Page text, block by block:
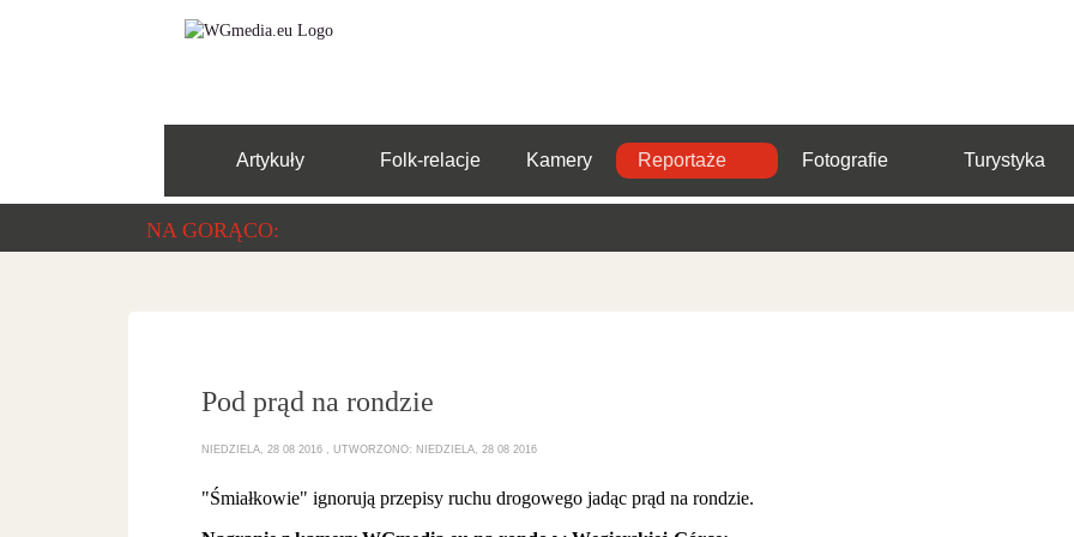
Artykuły Folk-relacje Kamery Reportaże Fotografie Turystyka
NA GORĄCO:
Pod prąd na rondzie
NIEDZIELA, 28 08 2016 UTWORZONO: NIEDZIELA, 28 08 2016
"Śmiałkowie" ignorują przepisy ruchu drogowego jadąc prąd na rondzie.